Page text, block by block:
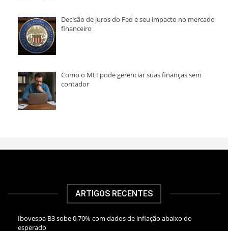
Decisão de juros do Fed e seu impacto no mercado
financeiro
Como o MEI pode gerenciar suas finanças sem
contador
ARTIGOS RECENTES
Ibovespa B3 sobe 0,70% com dados de inflação abaixo do
esperado